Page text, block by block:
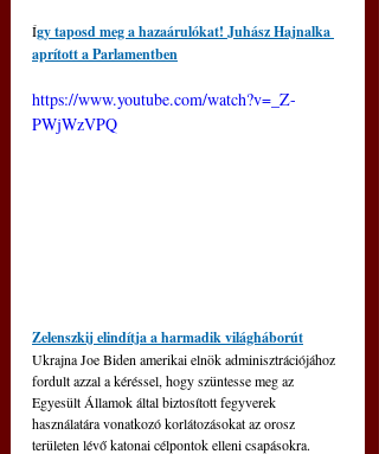
Így taposd meg a hazaárulókat! Juhász Hajnalka
aprított a Parlamentben
https://www.youtube.com/watch?v=_Z-
PWjWzVPQ
Zelenszkij elindítja a harmadik világháborút
Ukrajna Joe Biden amerikai elnök adminisztrációjához
fordult azzal a kéréssel, hogy szüntesse meg az
Egyesült Államok által biztosított fegyverek
használatára vonatkozó korlátozásokat az orosz
területen lévő katonai célpontok elleni csapásokra.